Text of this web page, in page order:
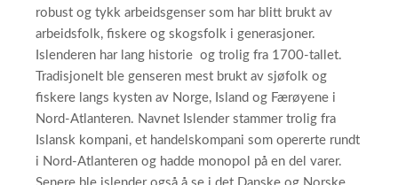
robust og tykk arbeidsgenser som har blitt brukt av
arbeidsfolk, fiskere og skogsfolk i generasjoner.
Islenderen har lang historie og trolig fra 1700-tallet.
Tradisjonelt ble genseren mest brukt av sjøfolk og
fiskere langs kysten av Norge, Island og Færøyene i
Nord-Atlanteren. Navnet Islender stammer trolig fra
Islansk kompani, et handelskompani som opererte rundt
i Nord-Atlanteren og hadde monopol på en del varer.